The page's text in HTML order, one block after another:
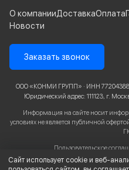
О компанииДоставкаОплата
Новости
Заказать звонок
ООО «КОНМИ ГРУПП» · ИНН
Юридический адрес: 111123, г.
Информация на сайте носит
условиях не является публичной
Пользовательское
© 2026 Inxy.ru,
Сайт использует cookie и веб-